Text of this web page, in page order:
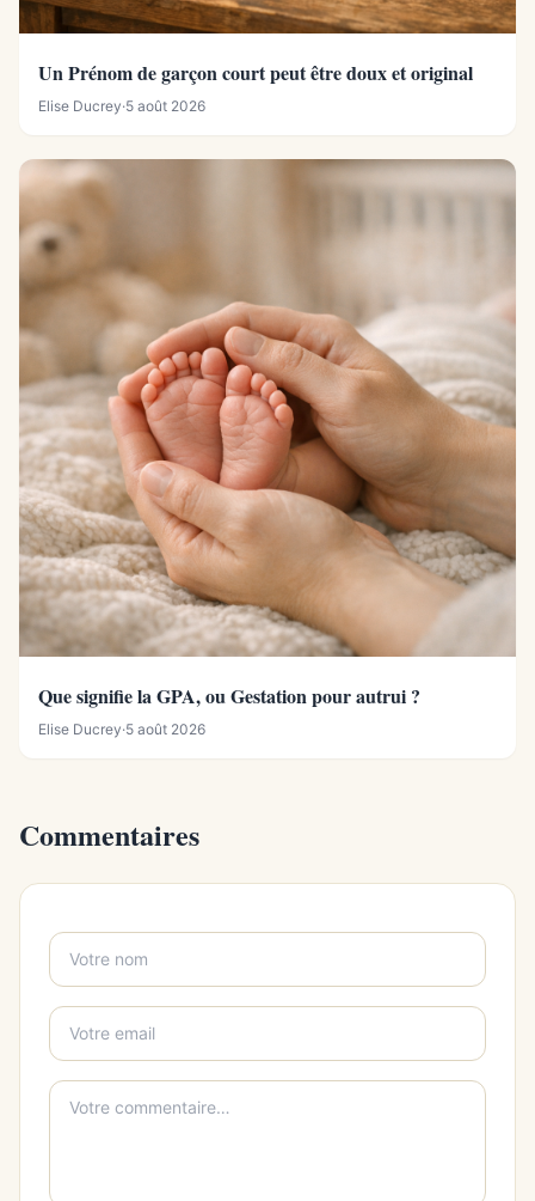
Un Prénom de garçon court peut être doux et original
Elise Ducrey·5 août 2026
Que signifie la GPA, ou Gestation pour autrui ?
Elise Ducrey·5 août 2026
Commentaires